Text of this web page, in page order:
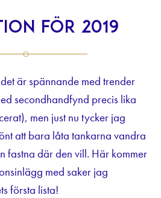
för 2019
är spännande med trender
secondhandfynd precis lika
men just nu tycker jag
att bara låta tankarna vandra
fastna där den vill. Här kommer
med saker jag
första lista!